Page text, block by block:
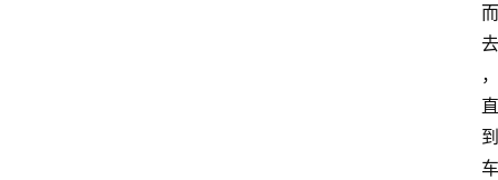
而
去
，
直
到
车